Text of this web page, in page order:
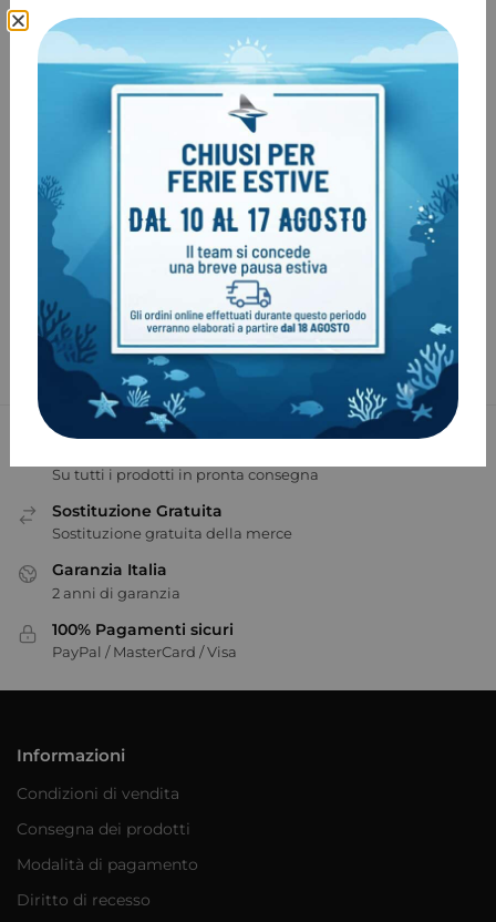
Nel corso dell’ultima giornata, i titolari Tomasz e Jakub
hanno accompagnato i partecipanti presso la propria
azienda per una visita ai diversi reparti; qui sono stati
illustrati dapprima i processi di produzione che hanno
evidenziato la cura con la quale ogni prodotto viene
realizzato e testato, e poi sono state presentate le nuove
strategie commerciali.
Alessandro Menegon per Santi Italy e Gioele Pesenti per
il negozio di attrezzature sub Gommone di Milano
hanno partecipato anche al corso di riparazione che si è
svolto nei laboratori Santi.
Su tutti i prodotti in pronta consegna
Sostituzione Gratuita
Sostituzione gratuita della merce
Garanzia Italia
2 anni di garanzia
100% Pagamenti sicuri
PayPal / MasterCard / Visa
Informazioni
Condizioni di vendita
Consegna dei prodotti
Modalità di pagamento
Diritto di recesso